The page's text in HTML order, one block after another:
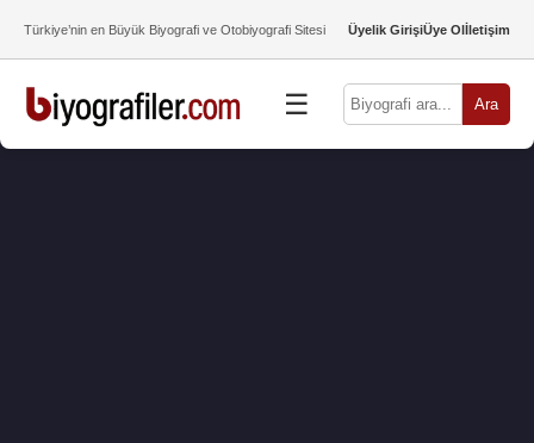
Türkiye’nin en Büyük Biyografi ve Otobiyografi Sitesi Üyelik GirişiÜye Olİletişim
☰ Ara